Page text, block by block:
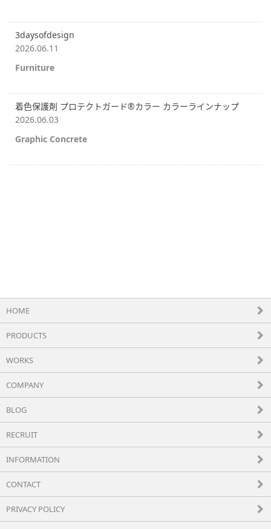
3daysofdesign
2026.06.11
Furniture
着色保護剤 プロテクトガード®カラー カラーラインナップ
2026.06.03
Graphic Concrete
HOME
PRODUCTS
WORKS
COMPANY
BLOG
RECRUIT
INFORMATION
CONTACT
PRIVACY POLICY